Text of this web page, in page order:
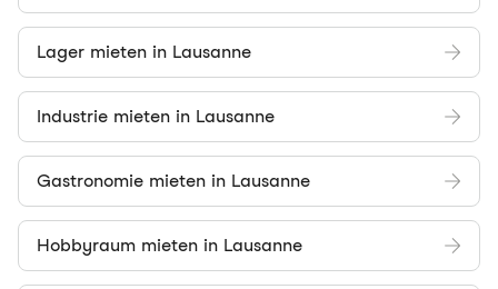
Lager mieten in Lausanne
Industrie mieten in Lausanne
Gastronomie mieten in Lausanne
Hobbyraum mieten in Lausanne